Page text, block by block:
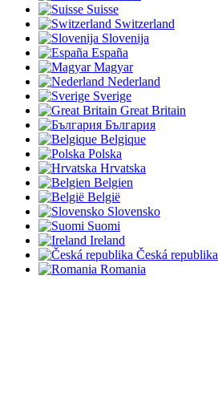
Suisse
Switzerland
Slovenija
España
Magyar
Nederland
Sverige
Great Britain
България
Belgique
Polska
Hrvatska
Belgien
België
Slovensko
Suomi
Ireland
Česká republika
Romania